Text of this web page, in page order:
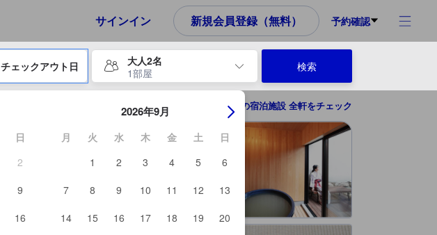
サインイン 新規会員登録（無料） 予約確認
確定して、検索します。
チェックアウト日
大人2名
1部屋
操作を開始します。方向キーを使用して、チェックイン日とチェックアウト日を移動します。
日
2
9
16
2026年9月
月 火 水 木 金 土
日
1
2 3 4 5
6
7
8 9 10 11 12
13
14
15 16 17 18 19
20
検索
宇陀の宿泊施設 全軒をチェック